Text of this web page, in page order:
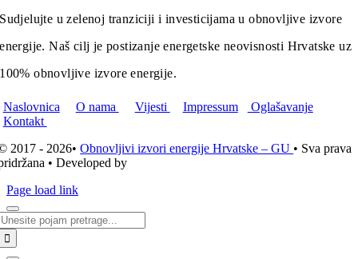
Sudjelujte u zelenoj tranziciji i investicijama u obnovljive izvore
energije. Naš cilj je postizanje energetske neovisnosti Hrvatske uz
100% obnovljive izvore energije.
Naslovnica O nama Vijesti Impressum
Oglašavanje
Kontakt
2017 - 2026•Obnovljivi izvori energije Hrvatske – GU • Sva prava
• Developed by
Page load link